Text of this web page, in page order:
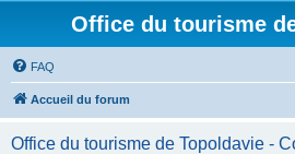
Office du tourisme
FAQ
Accueil du forum
Office du tourisme de Topoldavie -